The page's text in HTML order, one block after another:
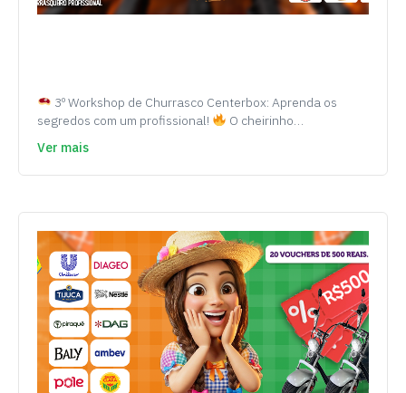
3º Workshop de Churrasco Centerbox: Aprenda os
segredos com um profissional!
O cheirinho…
Ver mais